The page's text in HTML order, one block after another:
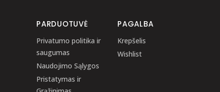
PARDUOTUVĖ
Privatumo politika ir
saugumas
Naudojimo Sąlygos
Pristatymas ir
PAGALBA
Krepšelis
Wishlist